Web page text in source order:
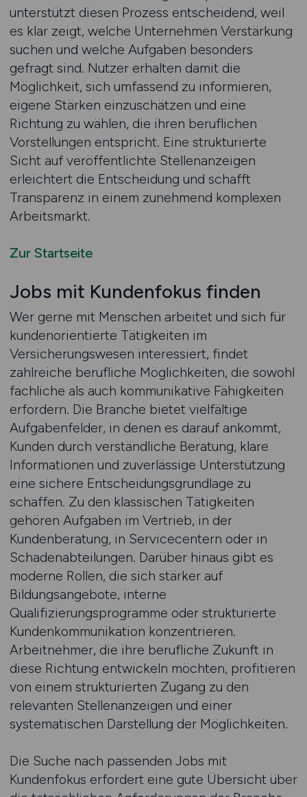
unterstützt diesen Prozess entscheidend, weil
es klar zeigt, welche Unternehmen Verstärkung
suchen und welche Aufgaben besonders
gefragt sind. Nutzer erhalten damit die
Möglichkeit, sich umfassend zu informieren,
eigene Stärken einzuschätzen und eine
Richtung zu wählen, die ihren beruflichen
Vorstellungen entspricht. Eine strukturierte
Sicht auf veröffentlichte Stellenanzeigen
erleichtert die Entscheidung und schafft
Transparenz in einem zunehmend komplexen
Arbeitsmarkt.
Zur Startseite
Jobs mit Kundenfokus finden
Wer gerne mit Menschen arbeitet und sich für
kundenorientierte Tätigkeiten im
Versicherungswesen interessiert, findet
zahlreiche berufliche Möglichkeiten, die sowohl
fachliche als auch kommunikative Fähigkeiten
erfordern. Die Branche bietet vielfältige
Aufgabenfelder, in denen es darauf ankommt,
Kunden durch verständliche Beratung, klare
Informationen und zuverlässige Unterstützung
eine sichere Entscheidungsgrundlage zu
schaffen. Zu den klassischen Tätigkeiten
gehören Aufgaben im Vertrieb, in der
Kundenberatung, in Servicecentern oder in
Schadenabteilungen. Darüber hinaus gibt es
moderne Rollen, die sich stärker auf
Bildungsangebote, interne
Qualifizierungsprogramme oder strukturierte
Kundenkommunikation konzentrieren.
Arbeitnehmer, die ihre berufliche Zukunft in
diese Richtung entwickeln möchten, profitieren
von einem strukturierten Zugang zu den
relevanten Stellenanzeigen und einer
systematischen Darstellung der Möglichkeiten.
Die Suche nach passenden Jobs mit
Kundenfokus erfordert eine gute Übersicht über